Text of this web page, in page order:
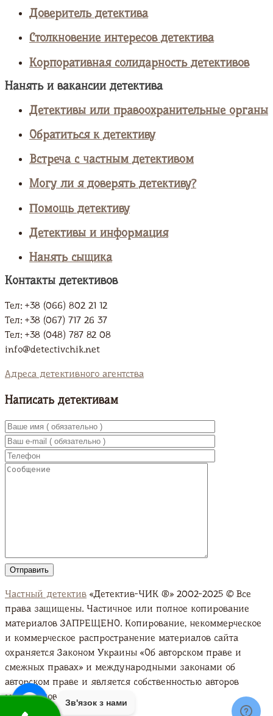
Доверитель детектива
Столкновение интересов детектива
Корпоративная солидарность детективов
Нанять и вакансии детектива
Детективы или правоохранительные органы
Обратиться к детективу
Встреча с частным детективом
Могу ли я доверять детективу?
Помощь детективу
Детективы и информация
Нанять сыщика
Контакты детективов
Тел: +38 (066) 802 21 12
Тел: +38 (067) 717 26 37
Тел: +38 (048) 787 82 08
info@detectivchik.net
Адреса детективного агентства
Зв'язок з нами
Написать детективам
Частный детектив «Детектив-ЧИК ®» 2002-2025 © Все
права защищены. Частичное или полное копирование
материалов ЗАПРЕЩЕНО. Копирование, некоммерческое
и коммерческое распространение материалов сайта
охраняется Законом Украины «Об авторском праве и
смежных правах» и международными законами об
авторском праве и является собственностью авторов
материалов. Подробно